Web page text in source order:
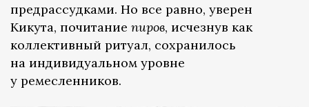
предрассудками. Но все равно, уверен
Кикута, почитание пиров, исчезнув как
коллективный ритуал, сохранилось
на индивидуальном уровне
у ремесленников.